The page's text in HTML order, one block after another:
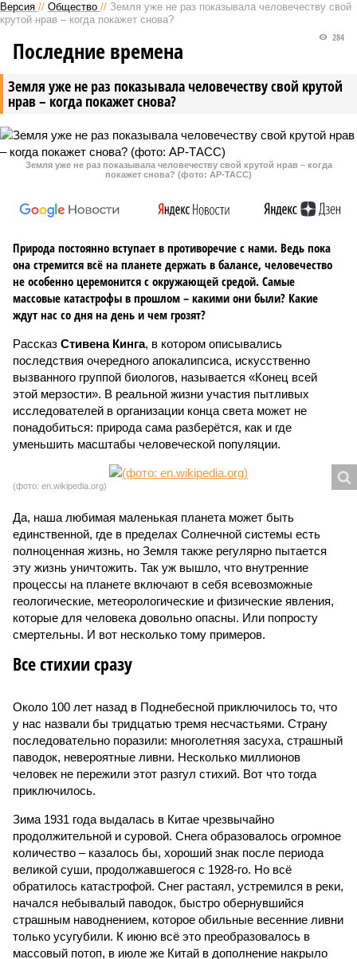
Версия // Общество // Земля уже не раз показывала человечеству свой
крутой нрав – когда покажет снова?
Земля уже не раз показывала человечеству свой крутой
нрав – когда покажет снова?
284
Последние времена
Земля уже не раз показывала человечеству свой крутой нрав – когда
покажет снова? (фото: АР-ТАСС)
Природа постоянно вступает в противоречие с нами. Ведь пока
она стремится всё на планете держать в балансе, человечество
не особенно церемонится с окружающей средой. Самые
массовые катастрофы в прошлом – какими они были? Какие
ждут нас со дня на день и чем грозят?
Рассказ Стивена Кинга, в котором описывались
последствия очередного апокалипсиса, искусственно
вызванного группой биологов, называется «Конец всей
этой мерзости». В реальной жизни участия пытливых
исследователей в организации конца света может не
понадобиться: природа сама разберётся, как и где
уменьшить масштабы человеческой популяции.
(фото: en.wikipedia.org)
Да, наша любимая маленькая планета может быть
единственной, где в пределах Солнечной системы есть
полноценная жизнь, но Земля также регулярно пытается
эту жизнь уничтожить. Так уж вышло, что внутренние
процессы на планете включают в себя всевозможные
геологические, метеорологические и физические явления,
которые для человека довольно опасны. Или попросту
смертельны. И вот несколько тому примеров.
Все стихии сразу
Около 100 лет назад в Поднебесной приключилось то, что
у нас назвали бы тридцатью тремя несчастьями. Страну
последовательно поразили: многолетняя засуха, страшный
паводок, невероятные ливни. Несколько миллионов
человек не пережили этот разгул стихий. Вот что тогда
приключилось.
Зима 1931 года выдалась в Китае чрезвычайно
продолжительной и суровой. Снега образовалось огромное
количество – казалось бы, хороший знак после периода
великой суши, продолжавшегося с 1928-го. Но всё
обратилось катастрофой. Снег растаял, устремился в реки,
начался небывалый паводок, быстро обернувшийся
страшным наводнением, которое обильные весенние ливни
только усугубили. К июню всё это преобразовалось в
массовый потоп, в июле же Китай в дополнение накрыло